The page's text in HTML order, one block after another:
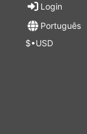
Login
Português
$•USD